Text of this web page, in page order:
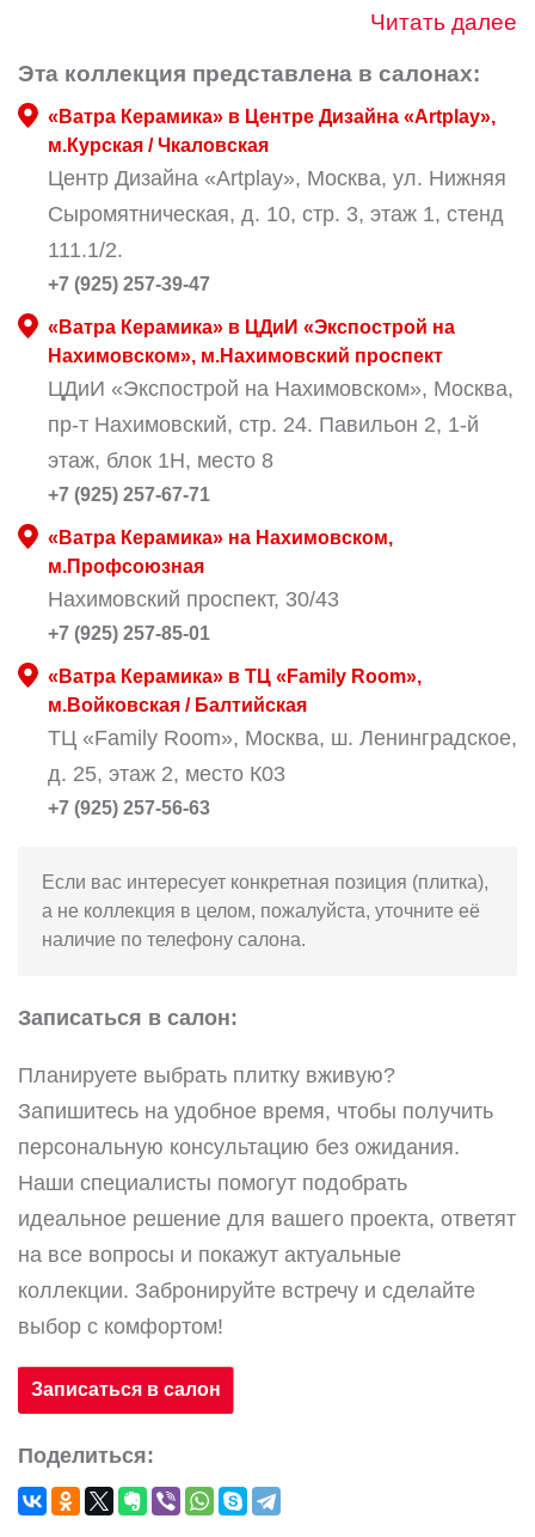
Читать далее
Эта коллекция представлена в салонах:
«Ватра Керамика» в Центре Дизайна «Artplay»,
м.Курская / Чкаловская
Центр Дизайна «Artplay», Москва, ул. Нижняя
Сыромятническая, д. 10, стр. 3, этаж 1, стенд
111.1/2.
+7 (925) 257-39-47
«Ватра Керамика» в ЦДиИ «Экспострой на
Нахимовском», м.Нахимовский проспект
ЦДиИ «Экспострой на Нахимовском», Москва,
пр-т Нахимовский, стр. 24. Павильон 2, 1-й
этаж, блок 1Н, место 8
+7 (925) 257-67-71
«Ватра Керамика» на Нахимовском,
м.Профсоюзная
Нахимовский проспект, 30/43
+7 (925) 257-85-01
«Ватра Керамика» в ТЦ «Family Room»,
м.Войковская / Балтийская
ТЦ «Family Room», Москва, ш. Ленинградское,
д. 25, этаж 2, место К03
+7 (925) 257-56-63
Если вас интересует конкретная позиция (плитка),
а не коллекция в целом, пожалуйста, уточните её
наличие по телефону салона.
Записаться в салон:
Планируете выбрать плитку вживую?
Запишитесь на удобное время, чтобы получить
персональную консультацию без ожидания.
Наши специалисты помогут подобрать
идеальное решение для вашего проекта, ответят
на все вопросы и покажут актуальные
коллекции. Забронируйте встречу и сделайте
выбор с комфортом!
Записаться в салон
Поделиться: